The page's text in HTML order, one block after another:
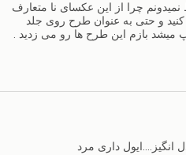
نمیدونم چرا از این عکسای نا متعارف
و حتی به عنوان طرح روی جلد
میشد بازم این طرح ها رو می زدید .
انگیز….ایول داری مرد